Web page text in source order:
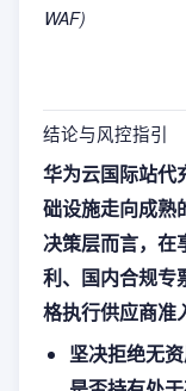
WAF)
结论与风控指引
华为云国际站代
础设施走向成熟
决策层而言，在
利、国内合规专
格执行供应商准
坚决拒绝无